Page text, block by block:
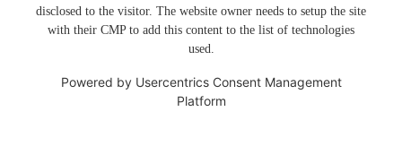
disclosed to the visitor. The website owner needs to setup the site
with their CMP to add this content to the list of technologies
used.
Powered by Usercentrics Consent Management
Platform